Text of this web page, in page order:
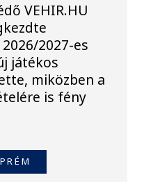
VEHIR.HU
2027-es
játékos
miközben a
is fény